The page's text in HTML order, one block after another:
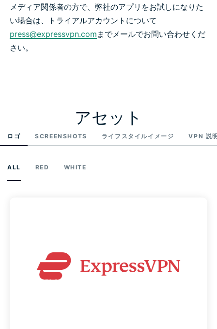
メディア関係者の方で、弊社のアプリをお試しになりた
い場合は、トライアルアカウントについて
press@expressvpn.com までメールでお問い合わせくだ
さい。
アセット
ロゴ SCREENSHOTS ライフスタイルイメージ VPN 説
ALL RED WHITE